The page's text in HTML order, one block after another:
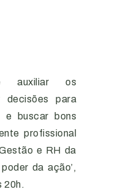
auxiliar os
decisões para
e buscar bons
profissional
e RH da
da ação’,
20h.